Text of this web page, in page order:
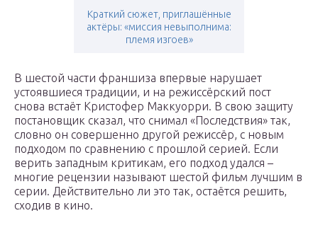
Краткий сюжет, приглашённые
актёры: «миссия невыполнима:
племя изгоев»
В шестой части франшиза впервые нарушает
устоявшиеся традиции, и на режиссёрский пост
снова встаёт Кристофер Маккуорри. В свою защиту
постановщик сказал, что снимал «Последствия» так,
словно он совершенно другой режиссёр, с новым
подходом по сравнению с прошлой серией. Если
верить западным критикам, его подход удался –
многие рецензии называют шестой фильм лучшим в
серии. Действительно ли это так, остаётся решить,
сходив в кино.